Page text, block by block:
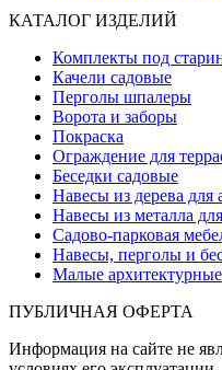
КАТАЛОГ ИЗДЕЛИЙ
Комплекты под
Качели садовые
Перголы шпалеры
Ворота и заборы
Покраска
Ограждение для
Беседки садовые
Навесы из дерева для
Навесы из металла
Садово-парковая
Навесы, перголы и
Малые
ПУБЛИЧНАЯ ОФЕРТА
Информация на сайте не